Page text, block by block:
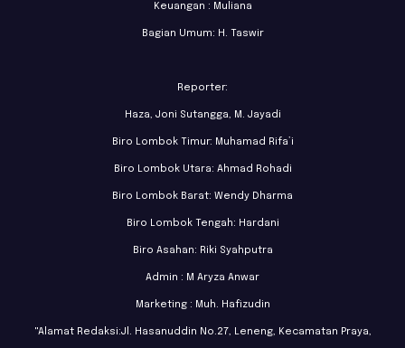
Keuangan : Muliana
Bagian Umum: H. Taswir
Reporter:
Haza, Joni Sutangga, M. Jayadi
Biro Lombok Timur: Muhamad Rifa’i
Biro Lombok Utara: Ahmad Rohadi
Biro Lombok Barat: Wendy Dharma
Biro Lombok Tengah: Hardani
Biro Asahan: Riki Syahputra
Admin : M Aryza Anwar
Marketing : Muh. Hafizudin
"Alamat Redaksi:Jl. Hasanuddin No.27, Leneng, Kecamatan Praya,